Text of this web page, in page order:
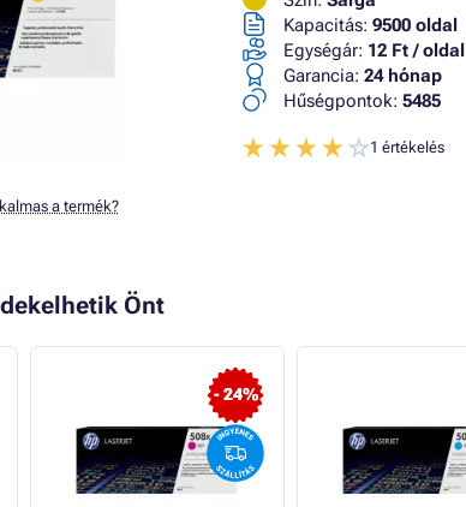
a termék?
Kapacitás: 9500 oldal
Egységár: 12 Ft / oldal
Garancia: 24 hónap
Hűségpontok: 5485
1 értékelés
Önt
- 24%